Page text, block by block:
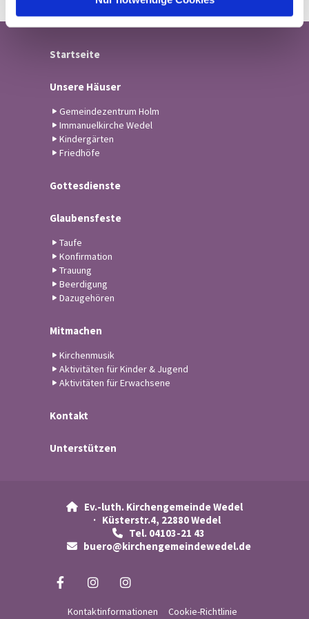
Startseite
Unsere Häuser
Gemeindezentrum Holm
Immanuelkirche Wedel
Kindergärten
Friedhöfe
Gottesdienste
Glaubensfeste
Taufe
Konfirmation
Trauung
Beerdigung
Dazugehören
Mitmachen
Kirchenmusik
Aktivitäten für Kinder & Jugend
Aktivitäten für Erwachsene
Kontakt
Unterstützen

Ev.-luth. Kirchengemeinde Wedel
· Küsterstr.4, 22880 Wedel
 Tel. 04103-21 43
buero@kirchengemeindewedel.de
Kontaktinformationen Cookie-Richtlinie